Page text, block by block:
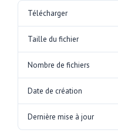
Télécharger
Taille du fichier
Nombre de fichiers
Date de création
Dernière mise à jour